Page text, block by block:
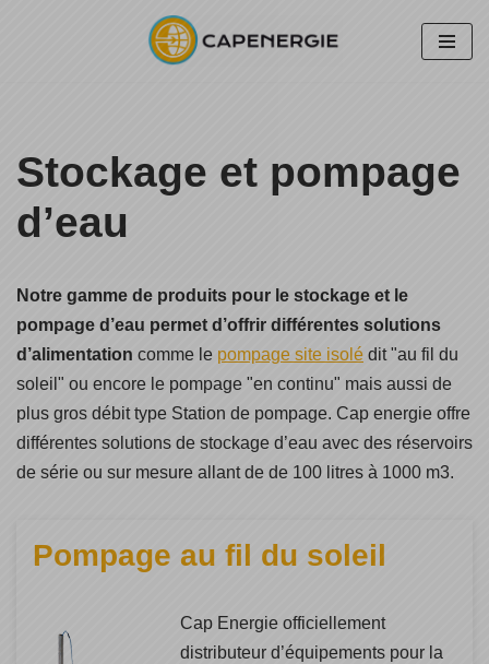
Stockage et pompage
d’eau
Notre gamme de produits pour le stockage et le
pompage d’eau permet d’offrir différentes solutions
d’alimentation comme le pompage site isolé dit "au fil du
soleil" ou encore le pompage "en continu" mais aussi de
plus gros débit type Station de pompage. Cap energie offre
différentes solutions de stockage d’eau avec des réservoirs
de série ou sur mesure allant de de 100 litres à 1000 m3.
Pompage au fil du soleil
Cap Energie officiellement
distributeur d’équipements pour la